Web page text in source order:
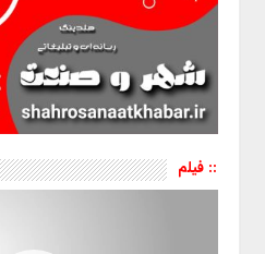
:: فیلم
نمایشگر